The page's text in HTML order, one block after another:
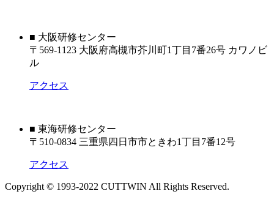
■ 大阪研修センター
〒569-1123 大阪府高槻市芥川町1丁目7番26号 カワノビ
ル
アクセス
■ 東海研修センター
〒510-0834 三重県四日市市ときわ1丁目7番12号
アクセス
Copyright © 1993-2022 CUTTWIN All Rights Reserved.